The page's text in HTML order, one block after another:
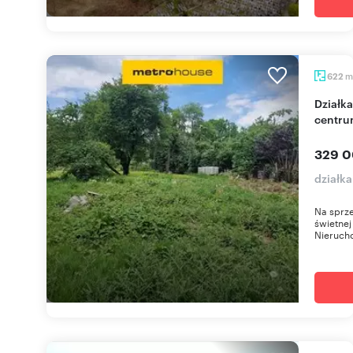
622 m
Działka budowlana 622 m² z mediami (blisko
329
Na
świetnej